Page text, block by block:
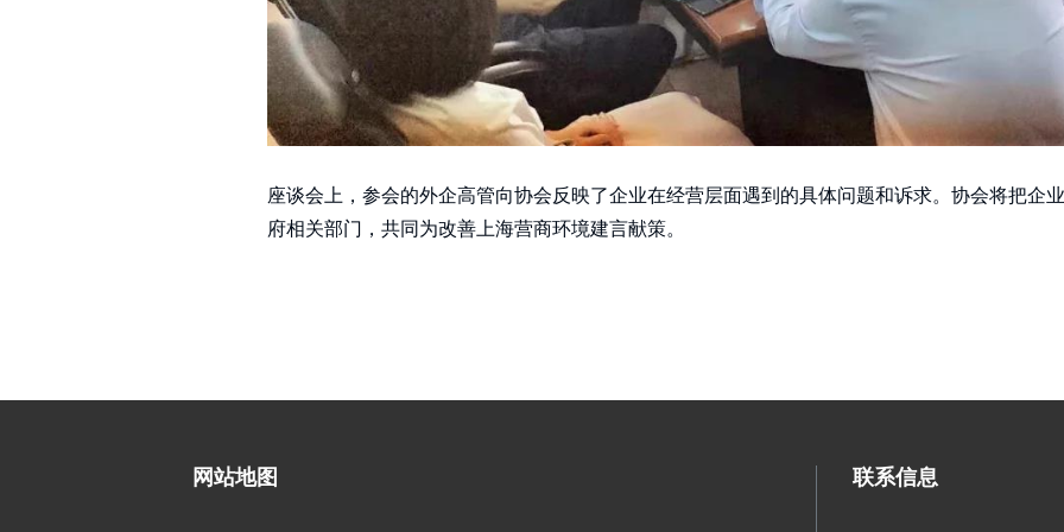
座谈会上，参会的外企高管向协会反映了企业在经营层面遇到的具体问题和诉求。协会将把企
府相关部门，共同为改善上海营商环境建言献策。
网站地图 联系信息